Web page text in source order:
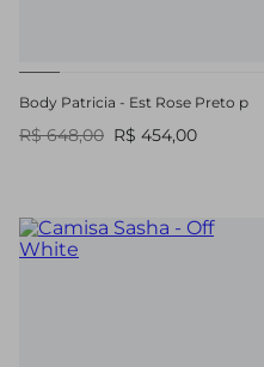
Body Patricia - Est Rose Preto p
R$ 648,00 R$ 454,00